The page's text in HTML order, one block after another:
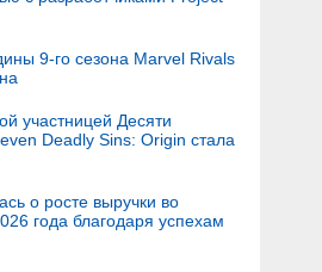
9-го сезона Marvel Rivals
участницей Десяти
Deadly Sins: Origin стала
о росте выручки во
года благодаря успехам